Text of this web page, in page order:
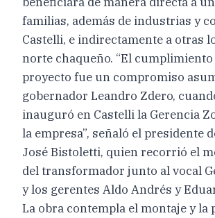
familias, además de industrias y
Castelli, e indirectamente a otras
norte chaqueño. “El cumplimiento
proyecto fue un compromiso
gobernador Leandro Zdero,
inauguró en Castelli la Gerencia
la empresa”, señaló el presidente
José Bistoletti, quien recorrió el
del transformador junto al vocal
y los gerentes Aldo Andrés y
La obra contempla el montaje y la